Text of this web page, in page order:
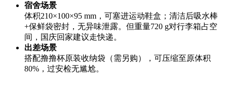
宿舍场景
体积210×100×95 mm，可塞进运动鞋盒；清洁后吸水棒
+保鲜袋密封，无异味泄露。但重量720 g对行李箱占空
间，国庆回家建议走快递。
出差场景
搭配撸撸杯原装收纳袋（需另购），可压缩至原体积
80%，过安检无尴尬。